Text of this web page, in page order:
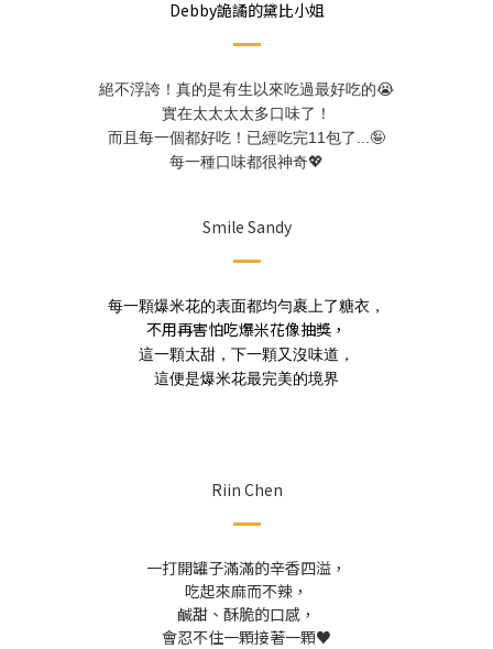
Debby詭譎的黛比小姐
絕不浮誇！真的是有生以來吃過最好吃的😭
實在太太太太多口味了！
而且每一個都好吃！已經吃完11包了...🤪
每一種口味都很神奇💖
Smile Sandy
每一顆爆米花的表面都均勻裹上了糖衣，
不用再害怕吃爆米花像抽獎，
這一顆太甜，下一顆又沒味道，
這便是爆米花最完美的境界
Riin Chen
一打開罐子滿滿的辛香四溢，
吃起來麻而不辣，
鹹甜、酥脆的口感，
會忍不住一顆接著一顆♥︎